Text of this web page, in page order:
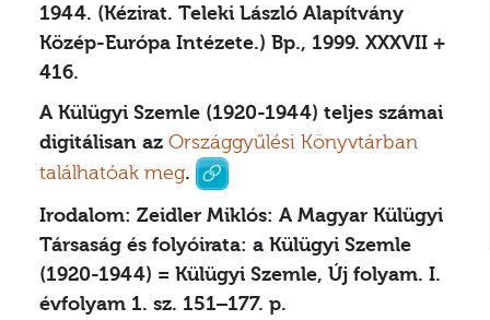
1944. (Kézirat. Teleki László Alapítvány
Közép-Európa Intézete.) Bp., 1999. XXXVII +
416.
A Külügyi Szemle (1920-1944) teljes számai
digitálisan az Országgyűlési Könyvtárban
találhatóak meg.
Irodalom: Zeidler Miklós: A Magyar Külügyi
Társaság és folyóirata: a Külügyi Szemle
(1920-1944) = Külügyi Szemle, Új folyam. I.
évfolyam 1. sz. 151–177. p.